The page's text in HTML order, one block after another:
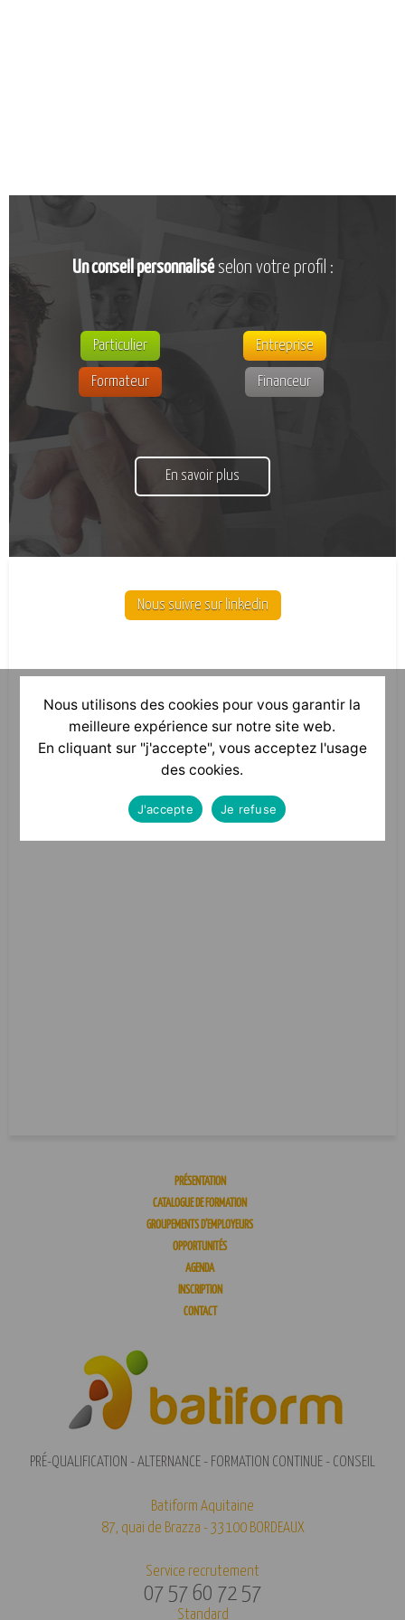
AGENDA
Un conseil personnaliséselon votre profil :
Particulier Entreprise
Formateur Financeur
En savoir plus
Nous suivre sur linkedin
PRÉSENTATION
CATALOGUE DE FORMATION
GROUPEMENTS D’EMPLOYEURS
OPPORTUNITÉS
AGENDA
INSCRIPTION
CONTACT
PRÉ-QUALIFICATION - ALTERNANCE - FORMATION CONTINUE - CONSEIL
Batiform Aquitaine
87, quai de Brazza - 33100 BORDEAUX
Service recrutement
07 57 60 72 57
Standard
Nous utilisons des cookies pour vous garantir la
meilleure expérience sur notre site web.
En cliquant sur "j'accepte", vous acceptez l'usage
des cookies.
J'accepte Je refuse